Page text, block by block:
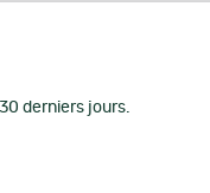
derniers jours.